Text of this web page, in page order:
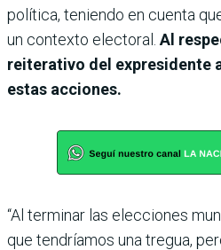
política, teniendo en cuenta
un contexto electoral. Al
reiterativo del expresidente
estas acciones.
“Al terminar las elecciones
que tendríamos una tregua,